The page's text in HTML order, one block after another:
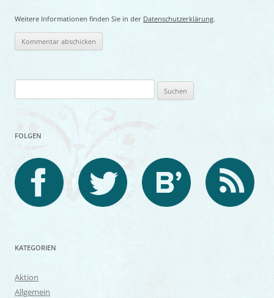
Weitere Informationen finden Sie in der Datenschutzerklärung.
nach:
FOLGEN
KATEGORIEN
Aktion
Allgemein